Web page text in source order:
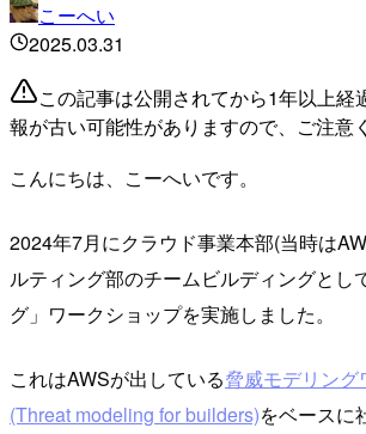
こーへい
2025.03.31
この記事は公開されてから1年以上経
報が古い可能性がありますので、ご注意
こんにちは、こーへいです。
2024年7月にクラウド事業本部(当時は
ルティング部のチームビルディングとし
グ」ワークショップを実施しました。
これはAWSが出している脅威モデリン
(Threat modeling for builders)をベースに